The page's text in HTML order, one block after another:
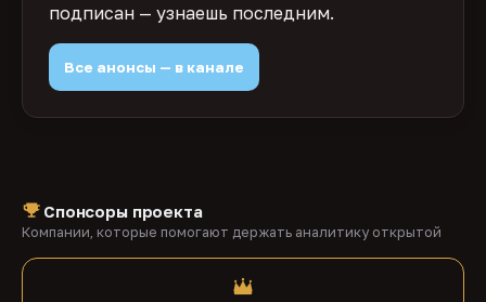
подписан — узнаешь последним.
Все анонсы — в канале
Спонсоры проекта
Компании, которые помогают держать аналитику открытой